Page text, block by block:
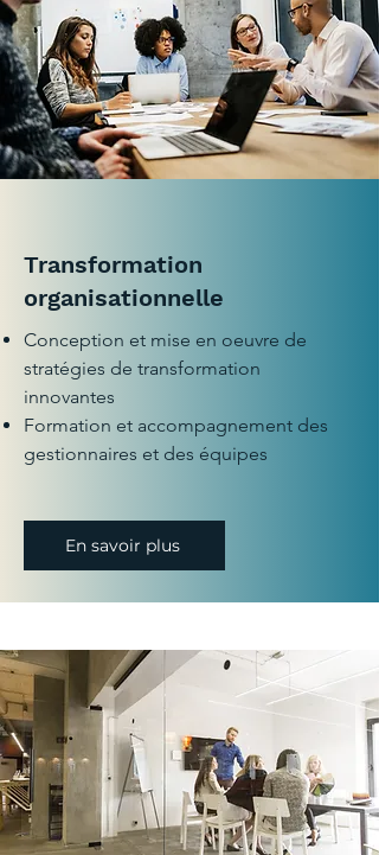
Transformation
organisationnelle
​Conception et mise en oeuvre de
stratégies de transformation
innovantes
Formation et accompagnement des
gestionnaires et des équipes
En savoir plus